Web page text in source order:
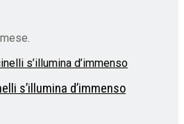
s’illumina d’immenso